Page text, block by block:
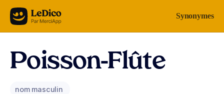
Aller au contenu Synonymes
Poisson-Flûte
nom masculin